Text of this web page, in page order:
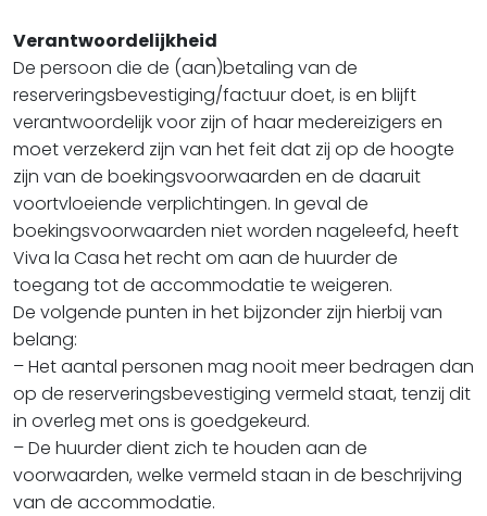
Verantwoordelijkheid
De persoon die de (aan)betaling van de
reserveringsbevestiging/factuur doet, is en blijft
verantwoordelijk voor zijn of haar medereizigers en
moet verzekerd zijn van het feit dat zij op de hoogte
zijn van de boekingsvoorwaarden en de daaruit
voortvloeiende verplichtingen. In geval de
boekingsvoorwaarden niet worden nageleefd, heeft
Viva la Casa het recht om aan de huurder de
toegang tot de accommodatie te weigeren.
De volgende punten in het bijzonder zijn hierbij van
belang:
– Het aantal personen mag nooit meer bedragen dan
op de reserveringsbevestiging vermeld staat, tenzij dit
in overleg met ons is goedgekeurd.
– De huurder dient zich te houden aan de
voorwaarden, welke vermeld staan in de beschrijving
van de accommodatie.